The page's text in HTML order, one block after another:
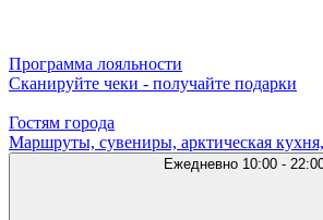
Программа лояльности
Сканируйте чеки - получайте подарки
Гостям города
Маршруты, сувениры, арктическая
Ежедневно 10:00 -